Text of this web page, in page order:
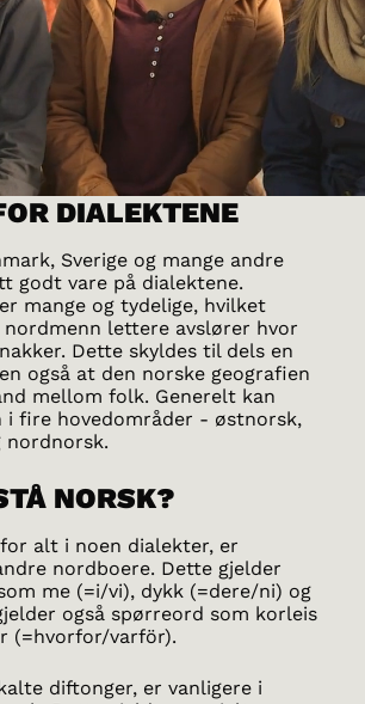
DIALEKTENE
Sverige og mange andre
godt vare på dialektene.
mange og tydelige, hvilket
lettere avslører hvor
Dette skyldes til dels en
også at den norske geografien
mellom folk. Generelt kan
i fire hovedområder - østnorsk,
nordnorsk.
NORSK?
alt i noen dialekter, er
nordboere. Dette gjelder
me (=i/vi), dykk (=dere/ni) og
også spørreord som korleis
(=hvorfor/varför).
diftonger, er vanligere i